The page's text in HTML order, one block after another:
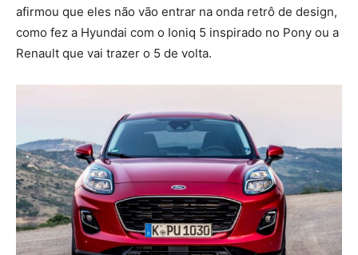
afirmou que eles não vão entrar na onda retrô de design,
como fez a Hyundai com o Ioniq 5 inspirado no Pony ou a
Renault que vai trazer o 5 de volta.